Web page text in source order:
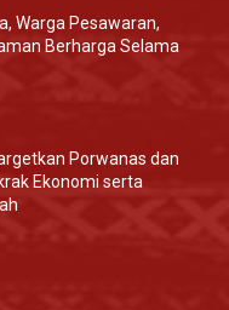
Warga Pesawaran,
Berharga Selama
Porwanas dan
Ekonomi serta